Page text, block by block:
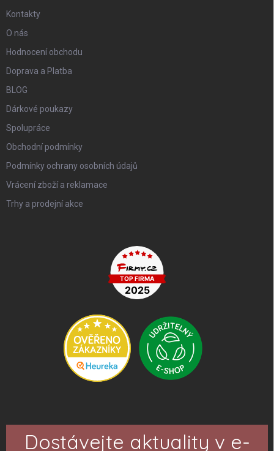
Kontakty
O nás
Hodnocení obchodu
Doprava a Platba
BLOG
Dárkové poukazy
Spolupráce
Obchodní podmínky
Podmínky ochrany osobních údajů
Vrácení zboží a reklamace
Trhy a prodejní akce
Dostávejte aktuality v e-